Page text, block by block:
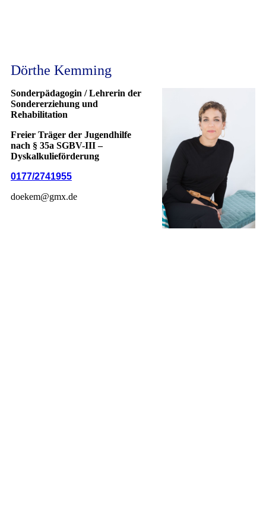
Dörthe Kemming
Sonderpädagogin / Lehrerin der
Sondererziehung und
Rehabilitation
Freier Träger der Jugendhilfe
nach § 35a SGBV-III –
Dyskalkulieförderung
0177/2741955
doekem@gmx.de